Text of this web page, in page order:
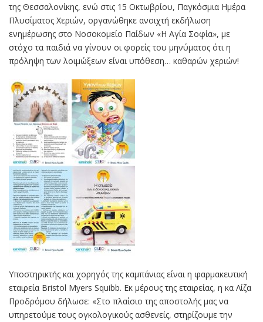
της Θεσσαλονίκης, ενώ στις 15 Οκτωβρίου, Παγκόσμια Ημέρα
Πλυσίματος Χεριών, οργανώθηκε ανοιχτή εκδήλωση
ενημέρωσης στο Νοσοκομείο Παίδων «Η Αγία Σοφία», με
στόχο τα παιδιά να γίνουν οι φορείς του μηνύματος ότι η
πρόληψη των λοιμώξεων είναι υπόθεση… καθαρών χεριών!
Υποστηρικτής και χορηγός της καμπάνιας είναι η φαρμακευτική
εταιρεία Bristol Myers Squibb. Εκ μέρους της εταιρείας, η κα Λίζα
Προδρόμου δήλωσε: «Στο πλαίσιο της αποστολής μας να
υπηρετούμε τους ογκολογικούς ασθενείς, στηρίζουμε την